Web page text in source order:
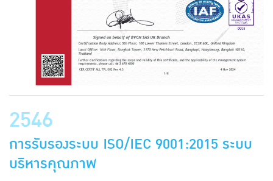
2546
การรับรองระบบ ISO/IEC 9001:2015 ระบบ
บริหารคุณภาพ